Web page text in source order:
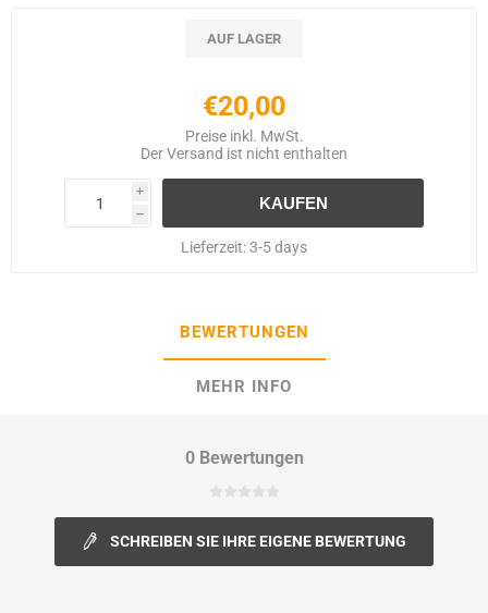
AUF LAGER
€20,00
Preise inkl. MwSt.
DerVersand ist nicht enthalten
i
h
Lieferzeit:3-5 days
BEWERTUNGEN
MEHR INFO
0 Bewertungen
SCHREIBEN SIE IHRE EIGENE BEWERTUNG